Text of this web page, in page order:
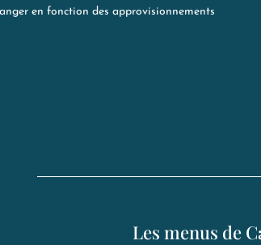
en fonction des approvisionnements
Les menus de